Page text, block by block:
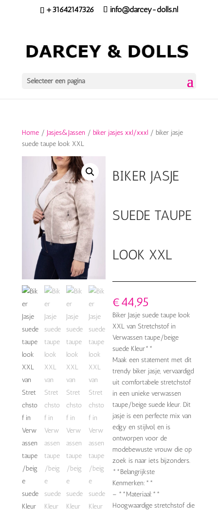
+31642147326 info@darcey-dolls.nl
Selecteer een pagina
Home/ Jasjes&Jassen/ biker jasjes xxl/xxxl/ biker jasje
suede taupe look XXL
BIKER JASJE
SUEDE TAUPE
LOOK XXL
€44,95
Biker Jasje suede taupe look
XXL van Stretchstof in
Verwassen taupe/beige
suede Kleur**
Maak een statement met dit
trendy biker jasje, vervaardigd
uit comfortabele stretchstof
in een unieke verwassen
taupe/beige suede kleur. Dit
jasje is een perfecte mix van
edgy en stijlvol, en is
ontworpen voor de
modebewuste vrouw die op
zoek is naar iets bijzonders.
**Belangrijkste
Kenmerken:**
– **Materiaal:**
Hoogwaardige stretchstof die